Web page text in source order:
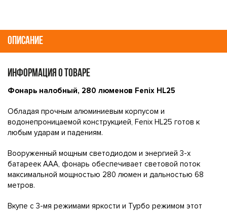
ОПИСАНИЕ
ИНФОРМАЦИЯ О ТОВАРЕ
Фонарь налобный, 280 люменов Fenix HL25
Обладая прочным алюминиевым корпусом и
водонепроницаемой конструкцией, Fenix HL25 готов к
любым ударам и падениям.
Вооруженный мощным светодиодом и энергией 3-х
батареек ААА, фонарь обеспечивает световой поток
максимальной мощностью 280 люмен и дальностью 68
метров.
Вкупе с 3-мя режимами яркости и Турбо режимом этот